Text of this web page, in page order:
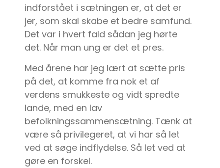
indforstået i sætningen er, at det er
jer, som skal skabe et bedre samfund.
Det var i hvert fald sådan jeg hørte
det. Når man ung er det et pres.
Med årene har jeg lært at sætte pris
på det, at komme fra nok et af
verdens smukkeste og vidt spredte
lande, med en lav
befolkningssammensætning. Tænk at
være så privilegeret, at vi har så let
ved at søge indflydelse. Så let ved at
gøre en forskel.